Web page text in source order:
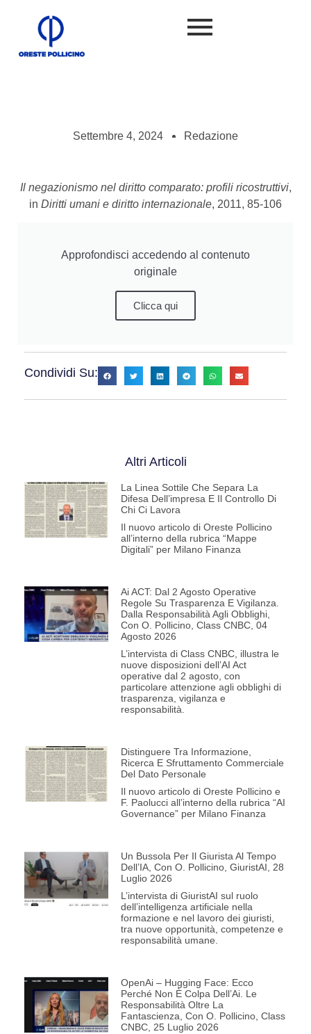
Settembre 4, 2024 Redazione
Il negazionismo nel diritto comparato: profili ricostruttivi,
in Diritti umani e diritto internazionale, 2011, 85-106
Approfondisci accedendo al contenuto
originale
Clicca qui
Condividi Su:
Altri Articoli
La Linea Sottile Che Separa La
Difesa Dell’impresa E Il Controllo Di
Chi Ci Lavora
Il nuovo articolo di Oreste Pollicino
all’interno della rubrica “Mappe
Digitali” per Milano Finanza
Ai ACT: Dal 2 Agosto Operative
Regole Su Trasparenza E Vigilanza.
Dalla Responsabilità Agli Obblighi,
Con O. Pollicino, Class CNBC, 04
Agosto 2026
L’intervista di Class CNBC, illustra le
nuove disposizioni dell’AI Act
operative dal 2 agosto, con
particolare attenzione agli obblighi di
trasparenza, vigilanza e
responsabilità.
Distinguere Tra Informazione,
Ricerca E Sfruttamento Commerciale
Del Dato Personale
Il nuovo articolo di Oreste Pollicino e
F. Paolucci all’interno della rubrica “AI
Governance” per Milano Finanza
Un Bussola Per Il Giurista Al Tempo
Dell’IA, Con O. Pollicino, GiuristAI, 28
Luglio 2026
L’intervista di GiuristAI sul ruolo
dell’intelligenza artificiale nella
formazione e nel lavoro dei giuristi,
tra nuove opportunità, competenze e
responsabilità umane.
OpenAi – Hugging Face: Ecco
Perché Non È Colpa Dell’Ai. Le
Responsabilità Oltre La
Fantascienza, Con O. Pollicino, Class
CNBC, 25 Luglio 2026